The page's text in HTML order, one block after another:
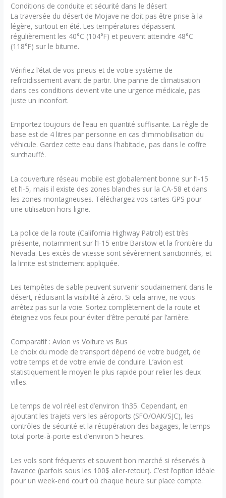
Conditions de conduite et sécurité dans le désert
La traversée du désert de Mojave ne doit pas être prise à la
légère, surtout en été. Les températures dépassent
régulièrement les 40°C (104°F) et peuvent atteindre 48°C
(118°F) sur le bitume.
Vérifiez l’état de vos pneus et de votre système de
refroidissement avant de partir. Une panne de climatisation
dans ces conditions devient vite une urgence médicale, pas
juste un inconfort.
Emportez toujours de l’eau en quantité suffisante. La règle de
base est de 4 litres par personne en cas d’immobilisation du
véhicule. Gardez cette eau dans l’habitacle, pas dans le coffre
surchauffé.
La couverture réseau mobile est globalement bonne sur l’I-15
et l’I-5, mais il existe des zones blanches sur la CA-58 et dans
les zones montagneuses. Téléchargez vos cartes GPS pour
une utilisation hors ligne.
La police de la route (California Highway Patrol) est très
présente, notamment sur l’I-15 entre Barstow et la frontière du
Nevada. Les excès de vitesse sont sévèrement sanctionnés, et
la limite est strictement appliquée.
Les tempêtes de sable peuvent survenir soudainement dans le
désert, réduisant la visibilité à zéro. Si cela arrive, ne vous
arrêtez pas sur la voie. Sortez complètement de la route et
éteignez vos feux pour éviter d’être percuté par l’arrière.
Comparatif : Avion vs Voiture vs Bus
Le choix du mode de transport dépend de votre budget, de
votre temps et de votre envie de conduire. L’avion est
statistiquement le moyen le plus rapide pour relier les deux
villes.
Le temps de vol réel est d’environ 1h35. Cependant, en
ajoutant les trajets vers les aéroports (SFO/OAK/SJC), les
contrôles de sécurité et la récupération des bagages, le temps
total porte-à-porte est d’environ 5 heures.
Les vols sont fréquents et souvent bon marché si réservés à
l’avance (parfois sous les 100$ aller-retour). C’est l’option idéale
pour un week-end court où chaque heure sur place compte.